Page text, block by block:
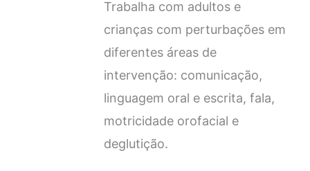
Trabalha com adultos e
crianças com perturbações em
diferentes áreas de
intervenção: comunicação,
linguagem oral e escrita, fala,
motricidade orofacial e
deglutição.